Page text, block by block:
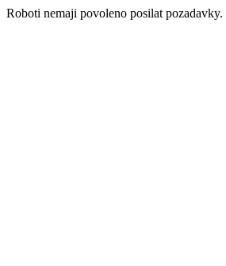
Roboti nemaji povoleno posilat pozadavky.